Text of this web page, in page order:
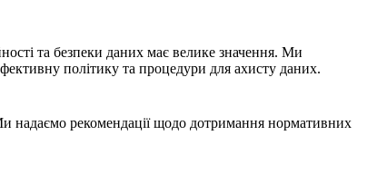
та безпеки даних має велике значення. Ми
політику та процедури для ахисту даних.
надаємо рекомендації щодо дотримання нормативних